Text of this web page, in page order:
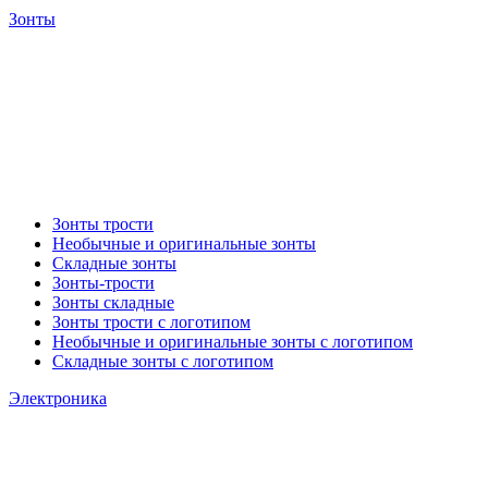
Зонты
Зонты трости
Необычные и оригинальные зонты
Складные зонты
Зонты-трости
Зонты складные
Зонты трости с логотипом
Необычные и оригинальные зонты с логотипом
Складные зонты с логотипом
Электроника